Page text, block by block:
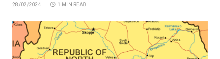
28/02/2024 1 MIN READ